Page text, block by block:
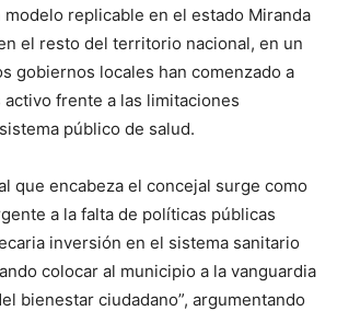
replicable en el estado Miranda
el resto del territorio nacional, en un
gobiernos locales han comenzado a
frente a las limitaciones
público de salud.
que encabeza el concejal surge como
a la falta de políticas públicas
inversión en el sistema sanitario
colocar al municipio a la vanguardia
bienestar ciudadano”, argumentando